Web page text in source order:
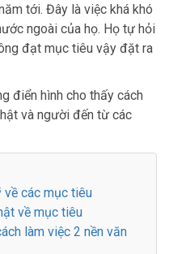
tới. Đây là việc khá khó
ngoài của họ. Họ tự hỏi
đạt mục tiêu vậy đặt ra
điển hình cho thấy cách
và người đến từ các
về các mục tiêu
về mục tiêu
làm việc 2 nền văn